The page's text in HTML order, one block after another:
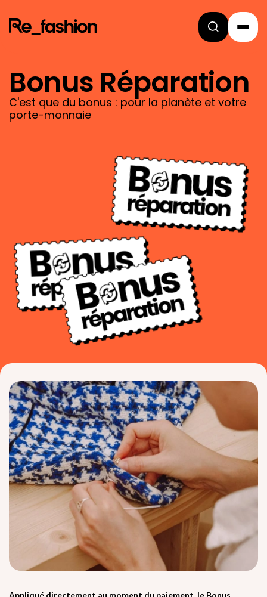
Bonus Réparation
C'est que du bonus : pour la planète et votre
porte-monnaie